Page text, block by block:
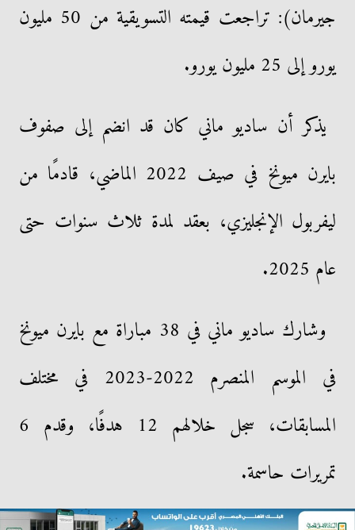
جيرمان): تراجعت قيمته التسويقية من 50 مليون
يورو إلى 25 مليون يورو.
يذكر أن ساديو ماني كان قد انضم إلى صفوف
بايرن ميونخ في صيف 2022 الماضي، قادمًا من
ليفربول الإنجليزي، بعقد لمدة ثلاث سنوات حتى
عام 2025.
وشارك ساديو ماني في 38 مباراة مع بايرن ميونخ
في الموسم المنصرم 2022-2023 في مختلف
المسابقات، سجل خلالهم 12 هدفًا، وقدم 6
تمريرات حاسمة.